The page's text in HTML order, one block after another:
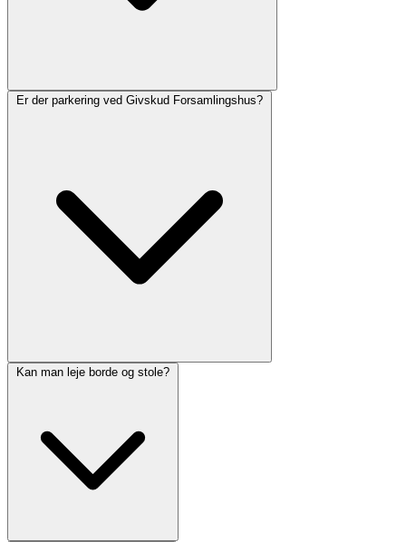
Er der parkering ved Givskud Forsamlingshus?
Kan man leje borde og stole?